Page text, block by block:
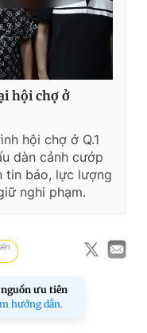
hội chợ ở
hội chợ ở Q.1
dàn cảnh cướp
tin báo, lực lượng
nghi phạm.
nguồn ưu tiên
hướng dẫn.